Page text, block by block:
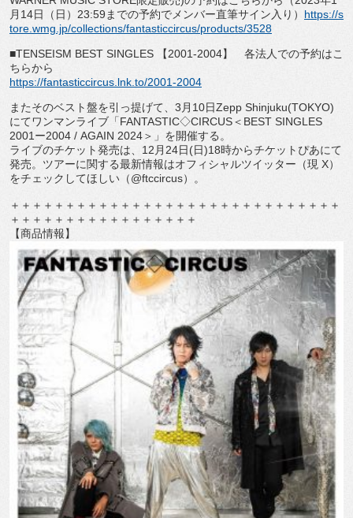
月14日（日）23:59までの予約でメンバー直筆サイン入り） https://s
tore.wmg.jp/collections/fantasticcircus/products/3528
■TENSEISM BEST SINGLES 【2001-2004】 各法人での予約はこ
ちらから
https://fantasticcircus.lnk. to/2001-2004
またそのベスト盤を引っ提げて、3月10日Zepp Shinjuku(TOKYO)
にてワンマンライブ「 FANTASTIC◇CIRCUS＜BEST SINGLES
2001ー2004 / AGAIN 2024＞」を開催する。
ライブのチケット発売は、12月24日(日)18時からチケットぴあにて
発売。 ツアーに関する最新情報はオフィシャルツイッター（現 X）
をチェックしてほしい（@ftccircus）。
＋＋＋＋＋＋＋＋＋＋＋＋＋＋＋＋＋＋＋＋＋＋＋＋＋＋＋＋＋＋
＋＋＋＋＋＋＋＋＋＋＋＋＋＋＋＋＋
【商品情報】